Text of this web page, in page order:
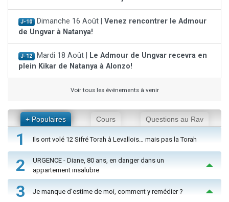
J-10 Dimanche 16 Août | Venez rencontrer le Admour
de Ungvar à Natanya!
J-12 Mardi 18 Août |
Le Admour de Ungvar recevra en
plein Kikar de Natanya à Alonzo!
Voir tous les événements à venir
+ Populaires Cours Questions au Rav
1 Ils ont volé 12 Sifré Torah à Levallois… mais pas la Torah
2
URGENCE - Diane, 80 ans, en danger dans un
appartement insalubre
3 Je manque d'estime de moi, comment y remédier ?